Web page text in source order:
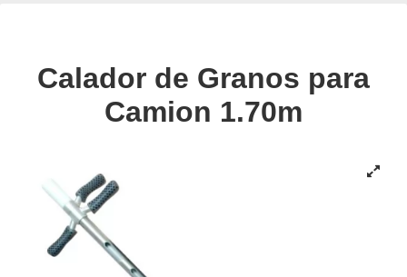
Calador de Granos para
Camion 1.70m